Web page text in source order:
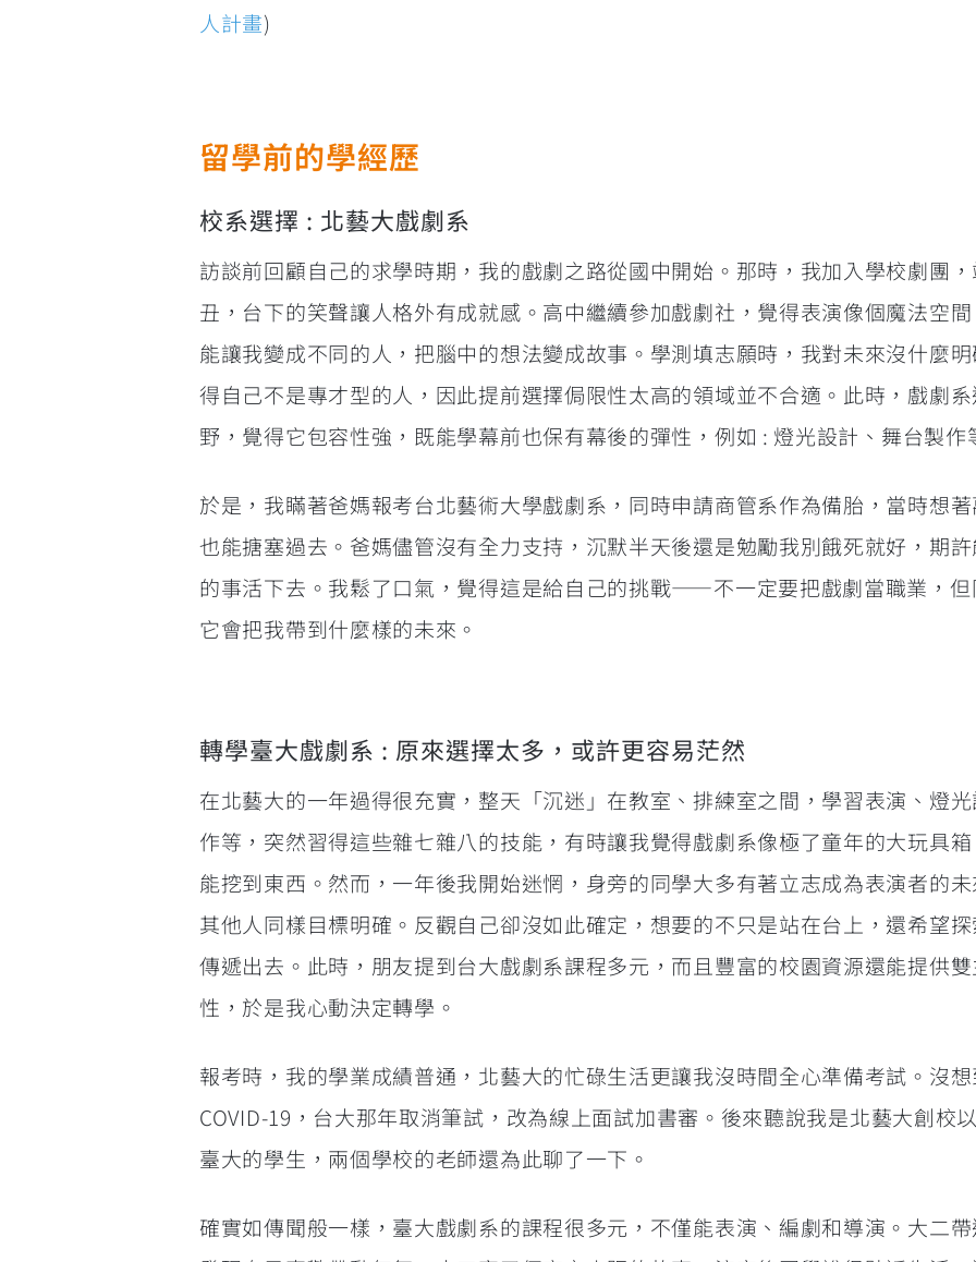
人計畫)
留學前的學經歷
校系選擇 : 北藝大戲劇系
訪談前回顧自己的求學時期，我的戲劇之路從國中開始。那時，我加入學校劇團
丑，台下的笑聲讓人格外有成就感。高中繼續參加戲劇社，覺得表演像個魔法空
能讓我變成不同的人，把腦中的想法變成故事。學測填志願時，我對未來沒什麼
得自己不是專才型的人，因此提前選擇侷限性太高的領域並不合適。此時，戲劇
野，覺得它包容性強，既能學幕前也保有幕後的彈性，例如 : 燈光設計、舞台製作
於是，我瞞著爸媽報考台北藝術大學戲劇系，同時申請商管系作為備胎，當時想
也能搪塞過去。爸媽儘管沒有全力支持，沉默半天後還是勉勵我別餓死就好，期
的事活下去。我鬆了口氣，覺得這是給自己的挑戰——不一定要把戲劇當職業，但
它會把我帶到什麼樣的未來。
轉學臺大戲劇系 : 原來選擇太多，或許更容易茫然
在北藝大的一年過得很充實，整天「沉迷」在教室、排練室之間，學習表演、燈
作等，突然習得這些雜七雜八的技能，有時讓我覺得戲劇系像極了童年的大玩具
能挖到東西。然而，一年後我開始迷惘，身旁的同學大多有著立志成為表演者的
其他人同樣目標明確。反觀自己卻沒如此確定，想要的不只是站在台上，還希望
傳遞出去。此時，朋友提到台大戲劇系課程多元，而且豐富的校園資源還能提供
性，於是我心動決定轉學。
報考時，我的學業成績普通，北藝大的忙碌生活更讓我沒時間全心準備考試。沒
COVID-19，台大那年取消筆試，改為線上面試加書審。後來聽說我是北藝大創校
臺大的學生，兩個學校的老師還為此聊了一下。
確實如傳聞般一樣，臺大戲劇系的課程很多元，不僅能表演、編劇和導演。大二帶